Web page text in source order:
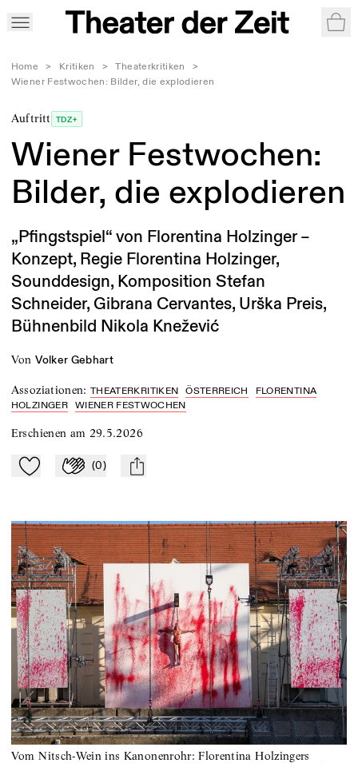
Home > Kritiken > Theaterkritiken
>
Wiener Festwochen: Bilder, die explodieren
Auftritt TDZ+
Wiener Festwochen:
Bilder, die explodieren
„Pfingstspiel“ von Florentina Holzinger –
Konzept, Regie Florentina Holzinger,
Sounddesign, Komposition Stefan
Schneider, Gibrana Cervantes, Urška Preis,
Bühnenbild Nikola Knežević
von Volker Gebhart
Assoziationen:THEATERKRITIKEN ÖSTERREICH
FLORENTINA
HOLZINGER
WIENER FESTWOCHEN
Erschienen am 29.5.2026
Zu Mein-TdZ hinzufügen
Applaudieren
(0) mail
Vom Nitsch-Wein ins Kanonenrohr: Florentina Holzingers